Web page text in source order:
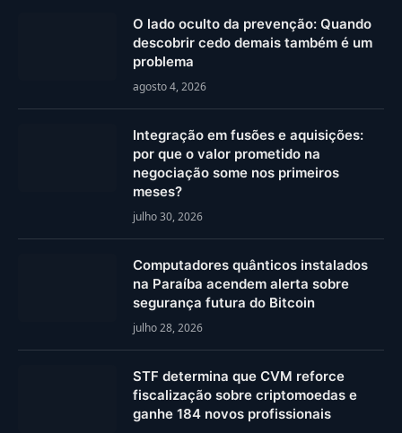
O lado oculto da prevenção: Quando
descobrir cedo demais também é um
problema
agosto 4, 2026
Integração em fusões e aquisições:
por que o valor prometido na
negociação some nos primeiros
meses?
julho 30, 2026
Computadores quânticos instalados
na Paraíba acendem alerta sobre
segurança futura do Bitcoin
julho 28, 2026
STF determina que CVM reforce
fiscalização sobre criptomoedas e
ganhe 184 novos profissionais